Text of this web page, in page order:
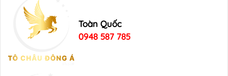
Toàn Quốc
0948 587 785